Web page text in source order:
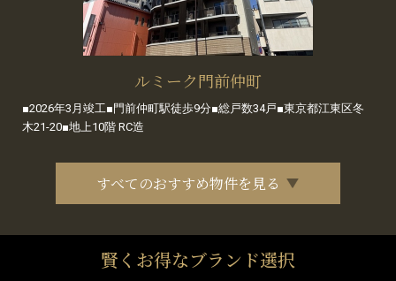
ルミーク門前仲町
■2026年3月竣工■門前仲町駅徒歩9分■総戸数34戸■東京都江東区冬
木21-20■地上10階 RC造
すべてのおすすめ物件を見る
賢くお得なブランド選択